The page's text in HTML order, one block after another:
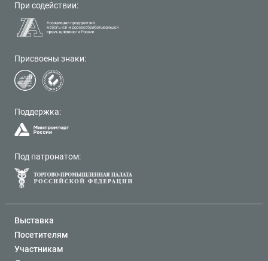
При содействии:
Присвоены знаки:
Поддержка:
Под патронатом:
Выставка
Посетителям
Участникам